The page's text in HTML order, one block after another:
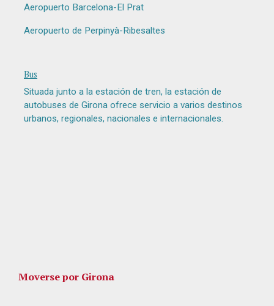
Aeropuerto Barcelona-El Prat
Aeropuerto de Perpinyà-Ribesaltes
Bus
Situada junto a la estación de tren, la estación de
autobuses de Girona ofrece servicio a varios destinos
urbanos, regionales, nacionales e internacionales.
Moverse por Girona